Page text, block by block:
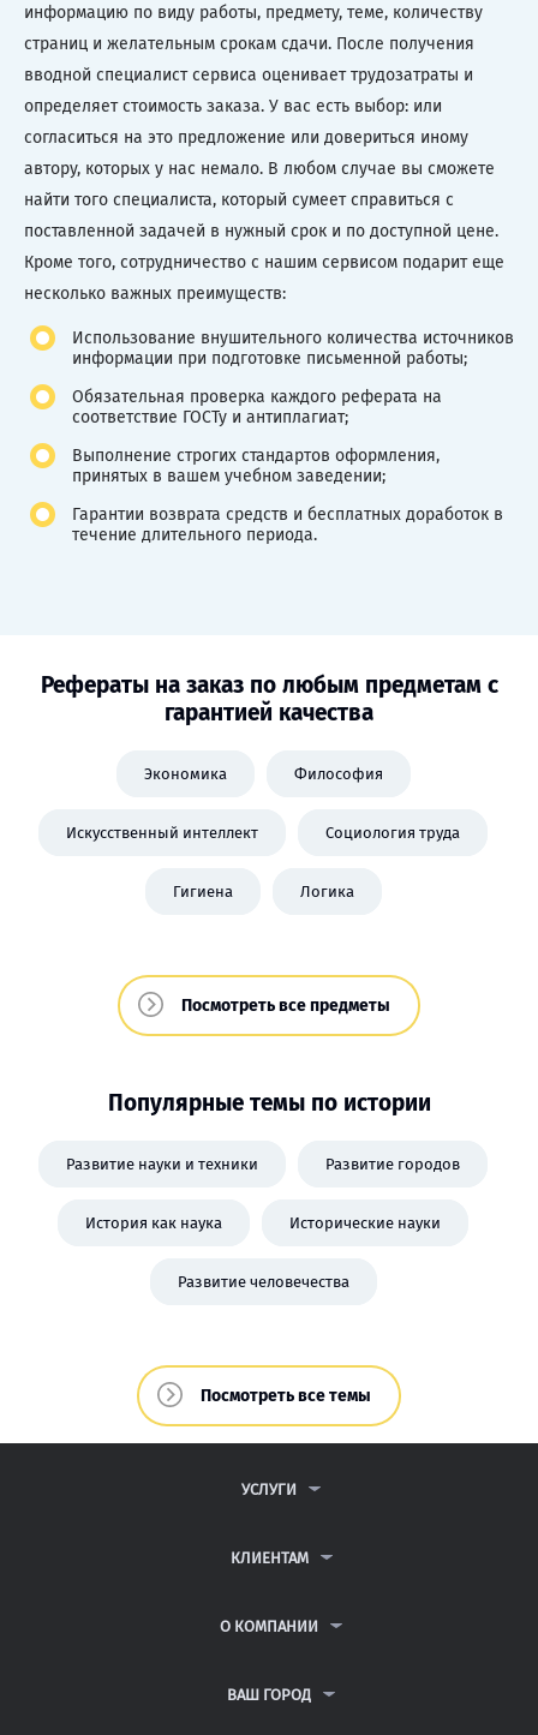
информацию по виду работы, предмету, теме, количеству
страниц и желательным срокам сдачи. После получения
вводной специалист сервиса оценивает трудозатраты и
определяет стоимость заказа. У вас есть выбор: или
согласиться на это предложение или довериться иному
автору, которых у нас немало. В любом случае вы сможете
найти того специалиста, который сумеет справиться с
поставленной задачей в нужный срок и по доступной цене.
Кроме того, сотрудничество с нашим сервисом подарит еще
несколько важных преимуществ:
Использование внушительного количества источников
информации при подготовке письменной работы;
Обязательная проверка каждого реферата на
соответствие ГОСТу и антиплагиат;
Выполнение строгих стандартов оформления,
принятых в вашем учебном заведении;
Гарантии возврата средств и бесплатных доработок в
течение длительного периода.
Рефераты на заказ по любым предметам с
гарантией качества
Экономика Философия
Искусственный интеллект Социология труда
Гигиена Логика
Посмотреть все предметы
Популярные темы по истории
Развитие науки и техники Развитие городов
История как наука Исторические науки
Развитие человечества
Посмотреть все темы
УСЛУГИ
ДИПЛОМНЫЕ РАБОТЫ
РЕФЕРАТЫ
КЛИЕНТАМ
АНТИПЛАГИАТ
ПУБЛИЧНАЯ ОФЕРТА
О КОМПАНИИ
КОНТАКТЫ
ВАШ ГОРОД